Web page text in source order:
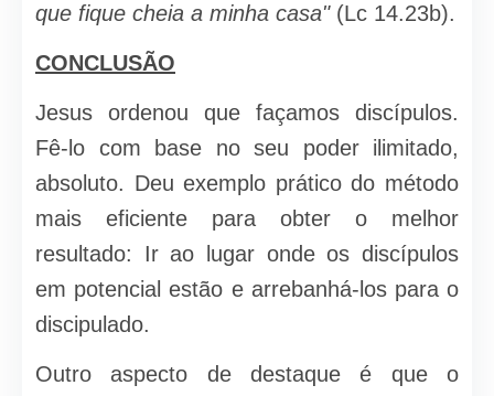
que fique cheia a minha casa" (Lc 14.23b).
CONCLUSÃO
Jesus ordenou que façamos discípulos.
Fê-lo com base no seu po­der ilimitado,
absoluto. Deu exemplo prático do método
mais eficiente para obter o melhor
resultado: Ir ao lugar onde os discípulos
em potencial estão e arrebanhá-los para o
discipulado.
Outro aspecto de destaque é que o